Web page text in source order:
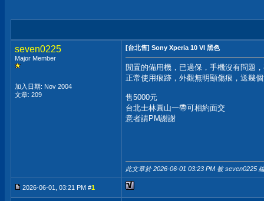
seven0225
Major Member
加入日期: Nov 2004
文章: 209
[台北售] Sony Xperia 10 VI 黑色
閒置的備用機，已過保，手機沒有問題
正常使用痕跡，外觀無明顯傷痕，送幾
售5000元
台北士林圓山一帶可相約面交
意者請PM謝謝
此文章於 2026-06-01 03:23 PM 被 seven0225
2026-06-01, 03:21 PM #1